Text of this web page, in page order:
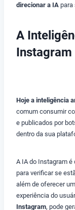
direcionar a IA para
A
Instagram
Hoje a inteligência
comum consumir
e publicados por
dentro da sua
A IA do Instagram
para verificar se
além de oferecer
experiência do
Instagram, pode